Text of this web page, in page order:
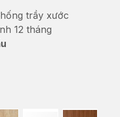
trầy xước
12 tháng